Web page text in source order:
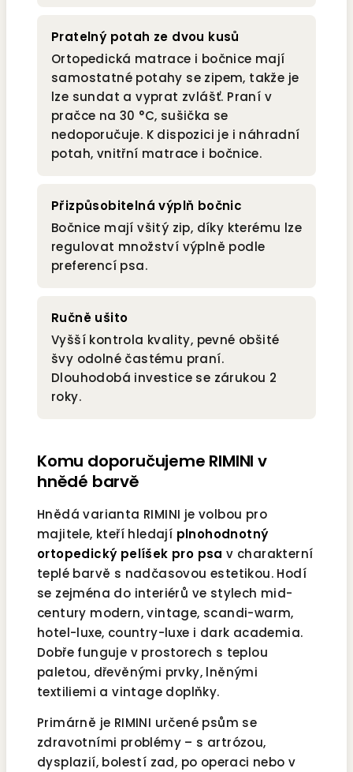
Pratelný potah ze dvou kusů
Ortopedická matrace i bočnice mají
samostatné potahy se zipem, takže je
lze sundat a vyprat zvlášť. Praní v
pračce na 30 °C, sušička se
nedoporučuje. K dispozici je i náhradní
potah, vnitřní matrace i bočnice.
Přizpůsobitelná výplň bočnic
Bočnice mají všitý zip, díky kterému lze
regulovat množství výplně podle
preferencí psa.
Ručně ušito
Vyšší kontrola kvality, pevné obšité
švy odolné častému praní.
Dlouhodobá investice se zárukou 2
roky.
Komu doporučujeme RIMINI v
hnědé barvě
Hnědá varianta RIMINI je volbou pro
majitele, kteří hledají plnohodnotný
ortopedický pelíšek pro psa v charakterní
teplé barvě s nadčasovou estetikou. Hodí
se zejména do interiérů ve stylech mid-
century modern, vintage, scandi-warm,
hotel-luxe, country-luxe i dark academia.
Dobře funguje v prostorech s teplou
paletou, dřevěnými prvky, lněnými
textiliemi a vintage doplňky.
Primárně je RIMINI určené psům se
zdravotními problémy – s artrózou,
dysplazií, bolestí zad, po operaci nebo v